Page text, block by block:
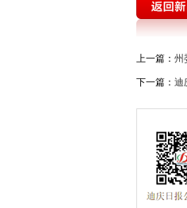
上一篇： 州
下一篇： 迪